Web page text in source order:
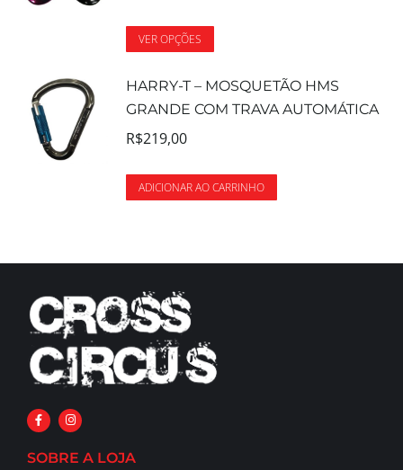
VER OPÇÕES
HARRY-T – MOSQUETÃO HMS
GRANDE COM TRAVA AUTOMÁTICA
R$219,00
ADICIONAR AO CARRINHO
SOBRE A LOJA